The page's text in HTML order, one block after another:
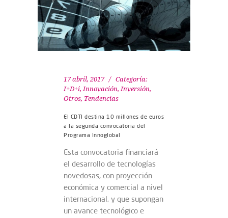
17 abril, 2017
Categoría:
I+D+i, Innovación, Inversión,
Otros, Tendencias
El CDTI destina 10 millones de euros
a la segunda convocatoria del
Programa Innoglobal
Esta convocatoria financiará
el desarrollo de tecnologías
novedosas, con proyección
económica y comercial a nivel
internacional, y que supongan
un avance tecnológico e